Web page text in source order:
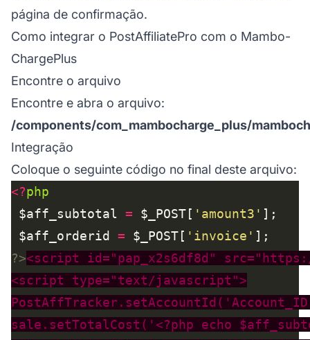
página de confirmação.
Como integrar o PostAffiliatePro com o Mambo-
ChargePlus
Encontre o arquivo
Encontre e abra o arquivo:
/components/com_mambocharge_plus/
Integração
Coloque o seguinte código no final deste arquivo:
<?php
$aff_subtotal = $_POST[ 'amount3'
$aff_orderid = $_POST[ 'invoice'
?>